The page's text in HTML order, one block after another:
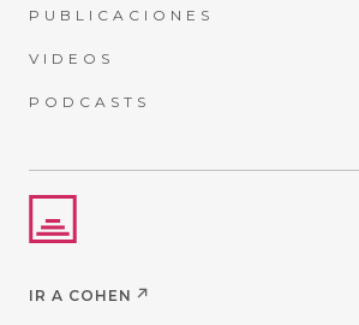
PUBLICACIONES
VIDEOS
PODCASTS
IR A COHEN